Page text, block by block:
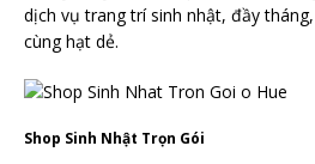
dịch vụ trang trí sinh nhật, đầy
cùng hạt dẻ.
Shop Sinh Nhật Trọn Gói